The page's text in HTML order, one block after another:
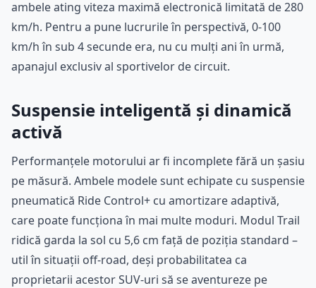
ambele ating viteza maximă electronică limitată de 280
km/h. Pentru a pune lucrurile în perspectivă, 0-100
km/h în sub 4 secunde era, nu cu mulți ani în urmă,
apanajul exclusiv al sportivelor de circuit.
Suspensie inteligentă și dinamică
activă
Performanțele motorului ar fi incomplete fără un șasiu
pe măsură. Ambele modele sunt echipate cu suspensie
pneumatică Ride Control+ cu amortizare adaptivă,
care poate funcționa în mai multe moduri. Modul Trail
ridică garda la sol cu 5,6 cm față de poziția standard –
util în situații off-road, deși probabilitatea ca
proprietarii acestor SUV-uri să se aventureze pe